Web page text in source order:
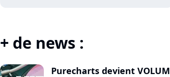
+ de news :
Purecharts devient VOLUM